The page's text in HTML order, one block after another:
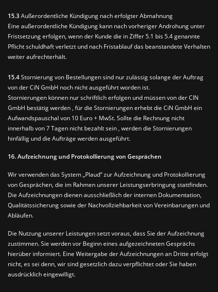
15.3Außerordentliche Kündigung nach erfolgter Abmahnung
Eine außerordentliche Kündigung kann nach vorheriger Androhung unter
Fristsetzung erfolgen, wenn der Kunde die in Ziffer 5.1 bis 5.4 genannte
Pflicht schuldhaft verletzt und nach Fristablauf das beanstandete Verhalten
weiter aufrechterhält.
15.4Stornierung von Bestellungen sind nur zulässig solange der Auftrag
von der CiN GmbH noch nicht ausgeführt worden ist.
Stornierungen können nur schriftlich erfolgen und müssen von der CIN
GmbH bestätig werden , für die Stornierungen erhebt die CiN GmbH ein
Aufwandspauschal von 10 Euro + MwSt. Sollte die Rechnung nicht
innerhalb von 7 Tagen nicht bezahlt sein , werden die Stornierungen
hinfällig und die Aufträge werden ausgeführt.
16. Aufzeichnung und Protokollierung von Gesprächen
Wir verwenden das System „Plaud“ zur Aufzeichnung und Protokollierung
von Gesprächen, die im Rahmen unserer Leistungserbringung stattfinden.
Die Aufzeichnungen dienen ausschließlich der internen Dokumentation,
Qualitätssicherung sowie der Nachvollziehbarkeit von Vereinbarungen und
Abläufen.
Die Nutzung unserer Leistungen setzt voraus, dass Sie der Aufzeichnung
zustimmen. Sie werden vor Beginn eines aufgezeichneten Gesprächs
hierüber informiert. Eine Weitergabe der Aufzeichnungen an Dritte erfolgt
nicht, es sei denn, wir sind gesetzlich dazu verpflichtet oder Sie haben
ausdrücklich eingewilligt.